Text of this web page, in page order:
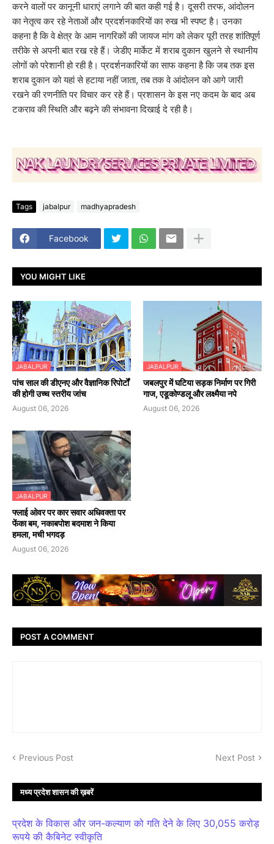
करने वालों पर कानूनी धाराएं लगाने की बात कही गई है। दूसरी तरफ, आंदोलन
का नेतृत्व कर रहे नेताओं और प्रदर्शनकारियों का रुख भी स्पष्ट है। उनका
कहना है कि वे क्षेत्र के आम नागरिकों की जायज मांग को लेकर पूरी तरह शांतिपूर्ण
तरीके से अपनी बात रख रहे हैं। जेडीए मार्केट में शराब दुकान खुलने से स्थानीय
लोगों को परेशानी हो रही है। प्रदर्शनकारियों का साफ कहना है कि जब तक इस
शराब दुकान को यहां से हटाया नहीं जाता, तब तक वे आंदोलन को आगे जारी
रखने की रणनीति पर विचार कर रहे हैं। प्रशासन के इस नए कदम के बाद अब
टकराव की स्थिति और बढ़ने की संभावना दिखाई दे रही है।
Tags jabalpur madhyapradesh
Facebook
YOU MIGHT LIKE
JABALPUR
पांच साल की डीएनए और वैज्ञानिक रिपोर्टों
की होगी उच्च स्तरीय जांच
August 06, 2026
JABALPUR
जबलपुर में घटिया सड़क निर्माण पर गिरी
गाज, एडूकोण्डलू और लक्ष्मैया नपे
August 06, 2026
JABALPUR
फ्लाई ओवर पर कार सवार अधिवक्ता पर
फेंका बम, नकाबपोश बदमाश ने किया
हमला, मची भगदड़
August 06, 2026
POST A COMMENT
Previous Post Next Post
मध्य प्रदेश शासन की ख़बरें
प्रदेश के विकास और जन-कल्याण को गति देने के लिए 30,055 करोड़
रूपये की कैबिनेट स्वीकृति